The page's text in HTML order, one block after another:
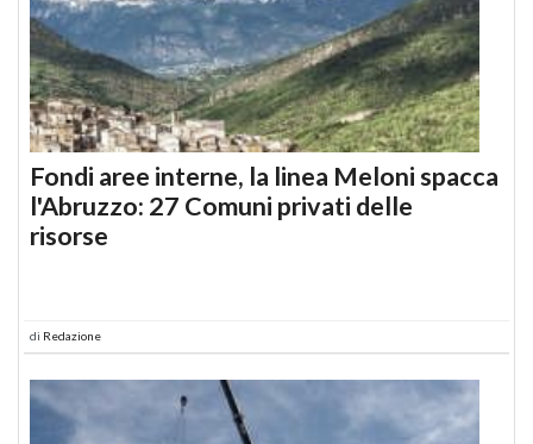
Fondi aree interne, la linea Meloni spacca
l'Abruzzo: 27 Comuni privati delle
risorse
di Redazione